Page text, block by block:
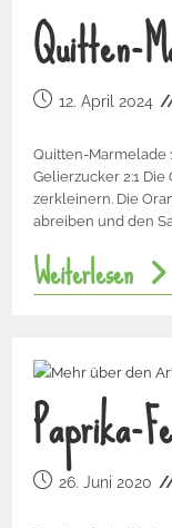
Quitten-
12. April 2024
Quitten-Marmelade
Gelierzucker 2:1
zerkleinern. Die
abreiben und den
Weiterlesen
Paprika-
26. Juni 2020